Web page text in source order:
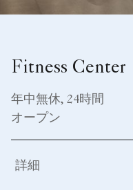
Fitness Center
年中無休, 24時間
オープン
詳細